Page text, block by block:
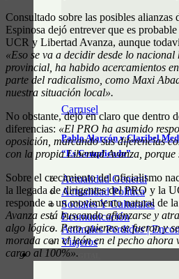
Carrusel
Pablo Alarcón y Claribel
“Es Complicado”
Actualidad General
Actualidad Política
Sociales Y Culturales
Ecomunicación
Animales Perdidos |
Viajeros
RESUMEN DIGITAL
Consultado sobre las posibles alianzas
Espinosa dejó entrever que es
UCR y Libertad Avanza, aunque
«Eso se va a decidir desde lo
provincial, ha habido acercamientos
parte del radicalismo, como Maxi
nuestra situación local».
No obstante, dejó en claro que dentro
diferencias: «El PRO ha asumido
oposición, marcando sus diferencias
con la propia Libertad Avanza, porque
Sobre el crecimiento del oficialismo
la llegada de dirigentes del PRO y la
responde a un movimiento natural de
Avanza está buscando afianzarse y
algo lógico. Pero quienes se fueron y
morada con el león en el pecho ahora
cargo al 100%».